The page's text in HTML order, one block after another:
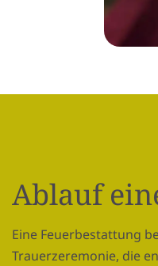
Ablauf
Eine Feuerbestattung
Trauerzeremonie, die